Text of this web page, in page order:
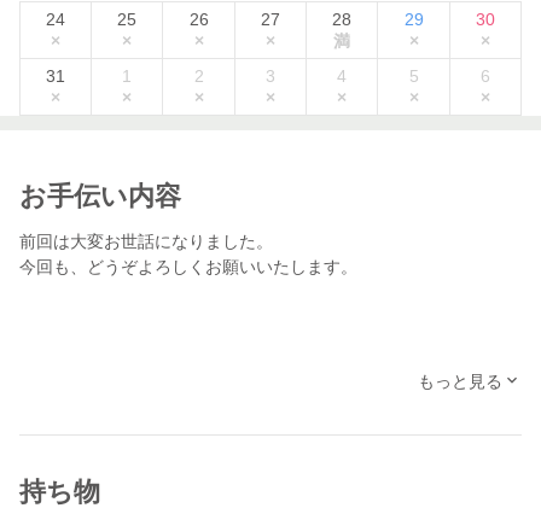
24
×
25
×
26
×
27
×
28
満
29
×
30
×
31
×
1
×
2
×
3
×
4
×
5
×
6
×
お手伝い内容
前回は大変お世話になりました。
今回も、どうぞよろしくお願いいたします。
もっと見る
持ち物